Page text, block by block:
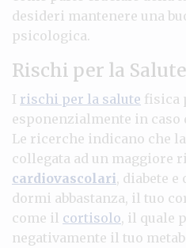
desideri mantenere una
psicologica.
Rischi per la
I rischi per la salute fisica
esponenzialmente in
Le ricerche indicano che
collegata ad un maggiore
cardiovascolari, diabete e
dormi abbastanza, il tuo
come il cortisolo, il quale
negativamente il tuo